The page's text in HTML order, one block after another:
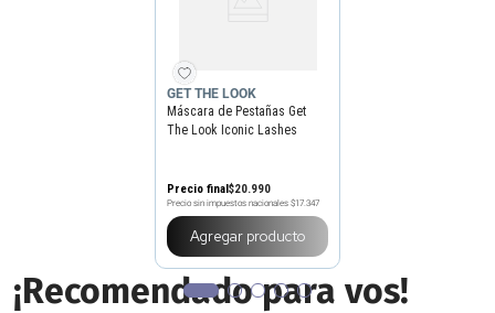
GET THE LOOK
Máscara de Pestañas Get
The Look Iconic Lashes
Precio final$20.990
Precio sin impuestos nacionales $17.347
Agregar producto
¡Recomendado para vos!